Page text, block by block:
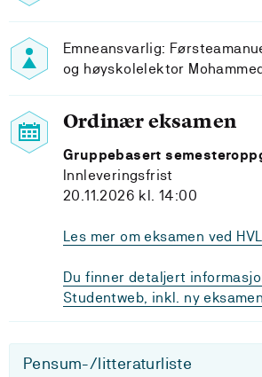
Emneansvarlig:
og høyskolelektor
Ordinær eksamen
Gruppebasert
Innleveringsfrist
20.11.2026 kl. 14:00
Les mer om eksamen ved HVL
Du finner detaljert
Studentweb, inkl. ny
Pensum-/litteraturliste